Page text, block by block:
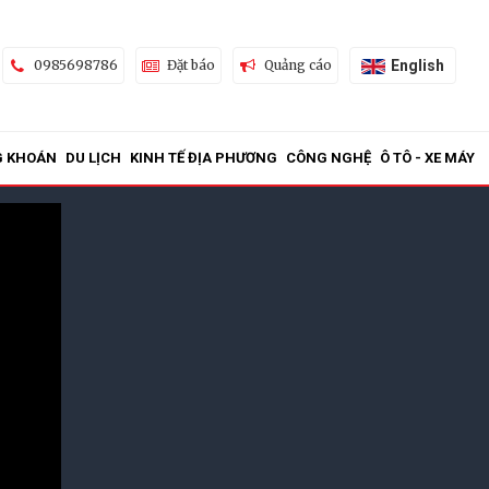
0985698786 Đặt báo Quảng cáo English
KHOÁN DU LỊCH KINH TẾ ĐỊA PHƯƠNG CÔNG NGHỆ Ô TÔ - XE MÁY